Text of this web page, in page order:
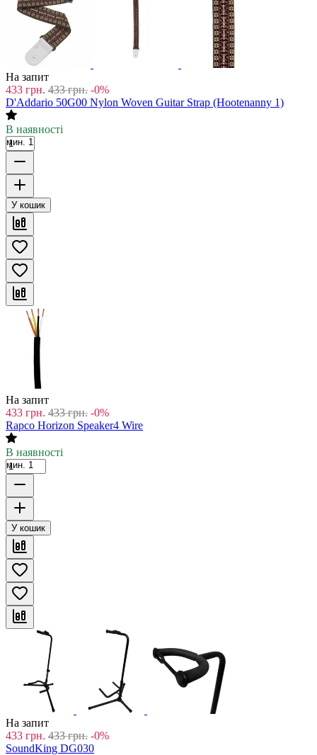
На запит
433 грн. 433 грн. -0%
D'Addario 50G00 Nylon Woven Guitar Strap (Hootenanny 1)
В наявності
мин. 1
У кошик
На запит
433 грн. 433 грн. -0%
Rapco Horizon Speaker4 Wire
В наявності
мин. 1
У кошик
На запит
433 грн. 433 грн. -0%
SoundKing DG030